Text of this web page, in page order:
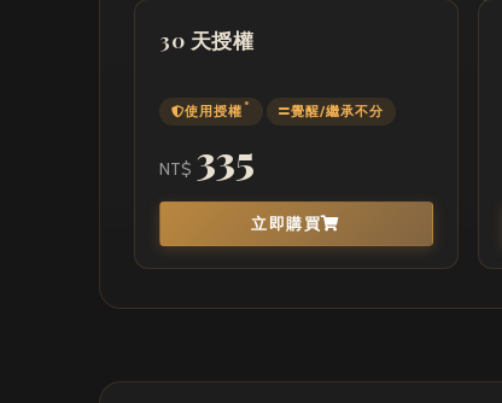
30 天授權
使用授權* 覺醒/繼承不分
NT$ 335
立即購買